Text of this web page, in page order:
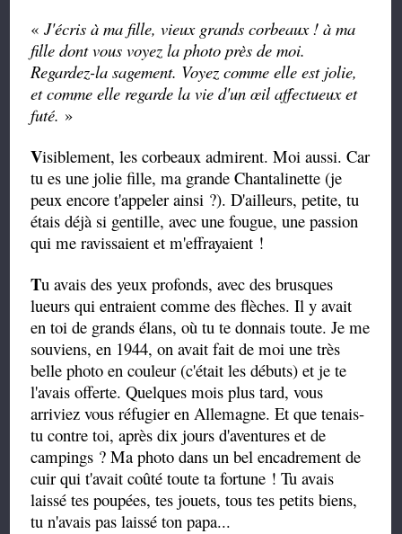
«J'écris à ma fille, vieux grands corbeaux ! à ma
fille dont vous voyez la photo près de moi.
Regardez-la sagement. Voyez comme elle est jolie,
et comme elle regarde la vie d'un œil affectueux et
futé. »
Visiblement, les corbeaux admirent. Moi aussi. Car
tu es une jolie fille, ma grande Chantalinette (je
peux encore t'appeler ainsi ?). D'ailleurs, petite, tu
étais déjà si gentille, avec une fougue, une passion
qui me ravissaient et m'effrayaient !
Tu avais des yeux profonds, avec des brusques
lueurs qui entraient comme des flèches. Il y avait
en toi de grands élans, où tu te donnais toute. Je me
souviens, en 1944, on avait fait de moi une très
belle photo en couleur (c'était les débuts) et je te
l'avais offerte. Quelques mois plus tard, vous
arriviez vous réfugier en Allemagne. Et que tenais-
tu contre toi, après dix jours d'aventures et de
campings ? Ma photo dans un bel encadrement de
cuir qui t'avait coûté toute ta fortune ! Tu avais
laissé tes poupées, tes jouets, tous tes petits biens,
tu n'avais pas laissé ton papa...